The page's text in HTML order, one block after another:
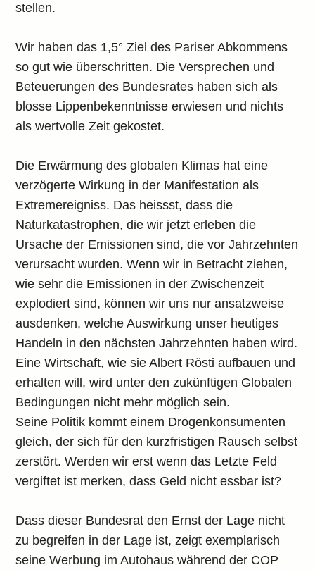
stellen.
Wir haben das 1,5° Ziel des Pariser Abkommens
so gut wie überschritten. Die Versprechen und
Beteuerungen des Bundesrates haben sich als
blosse Lippenbekenntnisse erwiesen und nichts
als wertvolle Zeit gekostet.
Die Erwärmung des globalen Klimas hat eine
verzögerte Wirkung in der Manifestation als
Extremereigniss. Das heissst, dass die
Naturkatastrophen, die wir jetzt erleben die
Ursache der Emissionen sind, die vor Jahrzehnten
verursacht wurden. Wenn wir in Betracht ziehen,
wie sehr die Emissionen in der Zwischenzeit
explodiert sind, können wir uns nur ansatzweise
ausdenken, welche Auswirkung unser heutiges
Handeln in den nächsten Jahrzehnten haben wird.
Eine Wirtschaft, wie sie Albert Rösti aufbauen und
erhalten will, wird unter den zukünftigen Globalen
Bedingungen nicht mehr möglich sein.
Seine Politik kommt einem Drogenkonsumenten
gleich, der sich für den kurzfristigen Rausch selbst
zerstört. Werden wir erst wenn das Letzte Feld
vergiftet ist merken, dass Geld nicht essbar ist?
Dass dieser Bundesrat den Ernst der Lage nicht
zu begreifen in der Lage ist, zeigt exemplarisch
seine Werbung im Autohaus während der COP